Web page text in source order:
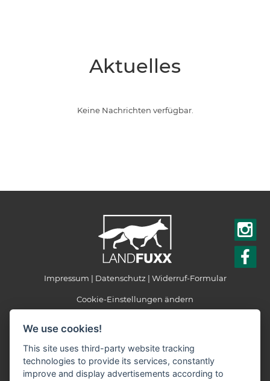
Aktuelles
Keine Nachrichten verfügbar.
Impressum Datenschutz Widerruf-Formular
Cookie-Einstellungen ändern
LANDFUXX Börjes
Ringstraße 2
48480 Spelle
We use cookies!
This site uses third-party website tracking
technologies to provide its services, constantly
improve and display advertisements according to